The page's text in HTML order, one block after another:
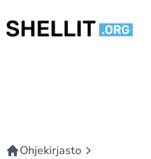
Ohjekirjasto